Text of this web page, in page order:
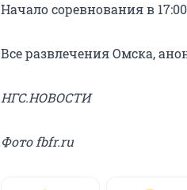
Начало соревнования в
Все развлечения Омска,
НГС.НОВОСТИ
Фото fbfr.ru